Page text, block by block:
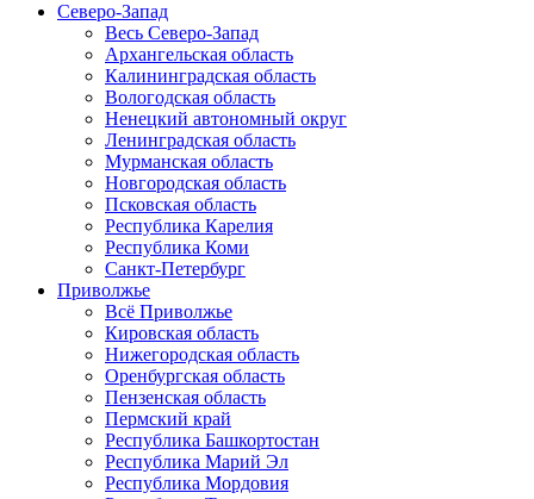
Северо-Запад
Весь Северо-Запад
Архангельская область
Калининградская область
Вологодская область
Ненецкий автономный округ
Ленинградская область
Мурманская область
Новгородская область
Псковская область
Республика Карелия
Республика Коми
Санкт-Петербург
Приволжье
Всё Приволжье
Кировская область
Нижегородская область
Оренбургская область
Пензенская область
Пермский край
Республика Башкортостан
Республика Марий Эл
Республика Мордовия